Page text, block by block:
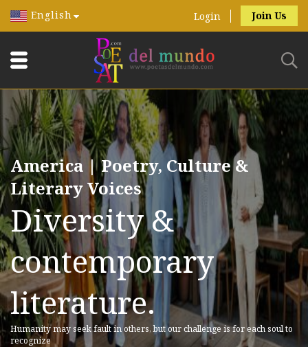
English Login Join Us
America | Poetry, Culture &
Literary Voices
Diversity &
contemporary
literature.
Humanity may seek fault in others, but our challenge is for each soul to
recognize